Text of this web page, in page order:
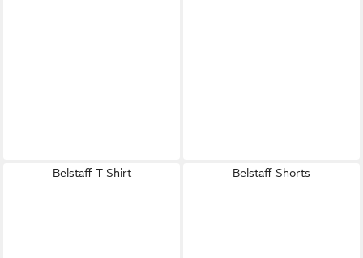
Belstaff T-Shirt Belstaff Shorts